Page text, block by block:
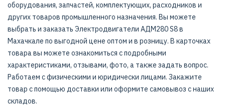
оборудования, запчастей, комплектующих, расходников и
других товаров промышленного назначения. Вы можете
выбрать и заказать Электродвигатели АДМ280 S8 в
Махачкале по выгодной цене оптом и в розницу. В карточках
товара вы можете ознакомиться с подробными
характеристиками, отзывами, фото, а также задать вопрос.
Работаем с физическими и юридически лицами. Закажите
товар с помощью доставки или оформите самовывоз с наших
складов.